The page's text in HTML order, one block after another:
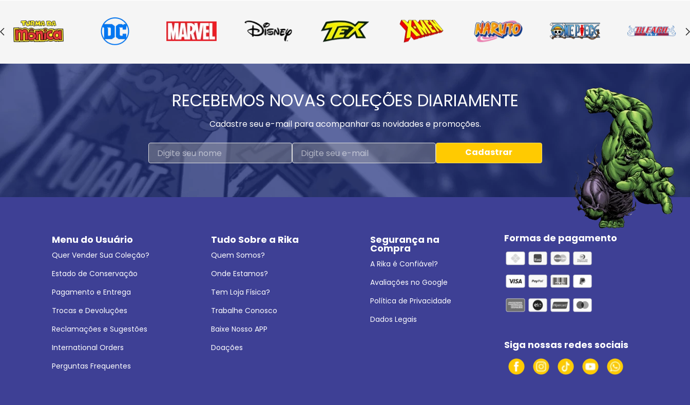
RECEBEMOS NOVAS COLEÇÕES DIARIAMENTE
Cadastre seu e-mail para acompanhar as novidades e promoções.
Cadastrar
Menu do Usuário
Quer Vender Sua Coleção?
Estado de Conservação
Pagamento e Entrega
Trocas e Devoluções
Reclamações e Sugestões
International Orders
Perguntas Frequentes
Tudo Sobre a Rika
Quem Somos?
Onde Estamos?
Tem Loja Física?
Trabalhe Conosco
Baixe Nosso APP
Doações
Segurança na
Compra
A Rika é Confiável?
Avaliações no Google
Política de Privacidade
Dados Legais
Formas de pagamento
Siga nossas redes sociais